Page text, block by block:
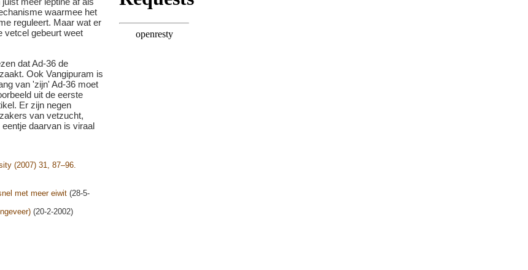
waarmee het
reguleert. Maar wat er
vetcel gebeurt weet
dat Ad-36 de
Ook Vangipuram is
van 'zijn' Ad-36 moet
uit de eerste
Er zijn negen
van vetzucht,
daarvan is viraal
(2007) 31, 87–96.
met meer eiwit (28-5-
(20-2-2002)